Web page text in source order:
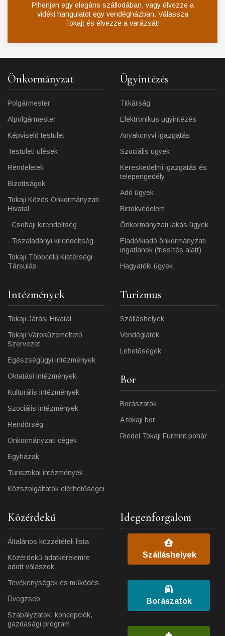
Pihenjen egy elegáns szállodában, vagy élvezze a
vidéki hangulatot egy vendégházban. Válassza
Tokajt és élvezze a varázsát!
Önkormányzat
Polgármester
Alpolgármester
Képviselő testület
Testületi ülések
Rendeletek
Bizottságok
Tokaji Közös Önkormányzati
Hivatal
Csobaji kirendeltség
Tiszaladányi kirendeltség
Tokaji Többcélú Kistérségi
Társulás
Ügyintézés
Titkárság
Elektronikus ügyintézés
Anyakönyvi igazgatás
Szociális ügyek
Kereskedelmi igazgatás és
telepengedély
Adó ügyek
Birtokvédelem
Önkormányzati lakás ügyek
Eladó/kiadó önkormányzati
ingatlanok (frissítés alatt)
Hagyatéki ügyek
Intézmények
Tokaji Járási Hivatal
Tokaji Városüzemeltető
Szervezet
Egészségügyi intézmények
Oktatási intézmények
Kulturális intézmények
Szociális intézmények
Rendőrség
Önkormányzati cégek
Egyházak
Turisztikai intézmények
Közszolgáltatók elérhetőségei
Turizmus
Szálláshelyek
Vendéglátók
Lehetőségek
Bor
Borászatok
A tokaji bor
Riedel Tokaji Furmint pohár
Közérdekű
Általános közzétételi lista
Közérdekű adatkérelemre
adott válaszok
Tevékenységek és működés
Üvegzseb
Szabályzatok, koncepciók,
gazdasági program
Idegenforgalom
Szálláshelyek
Borászatok